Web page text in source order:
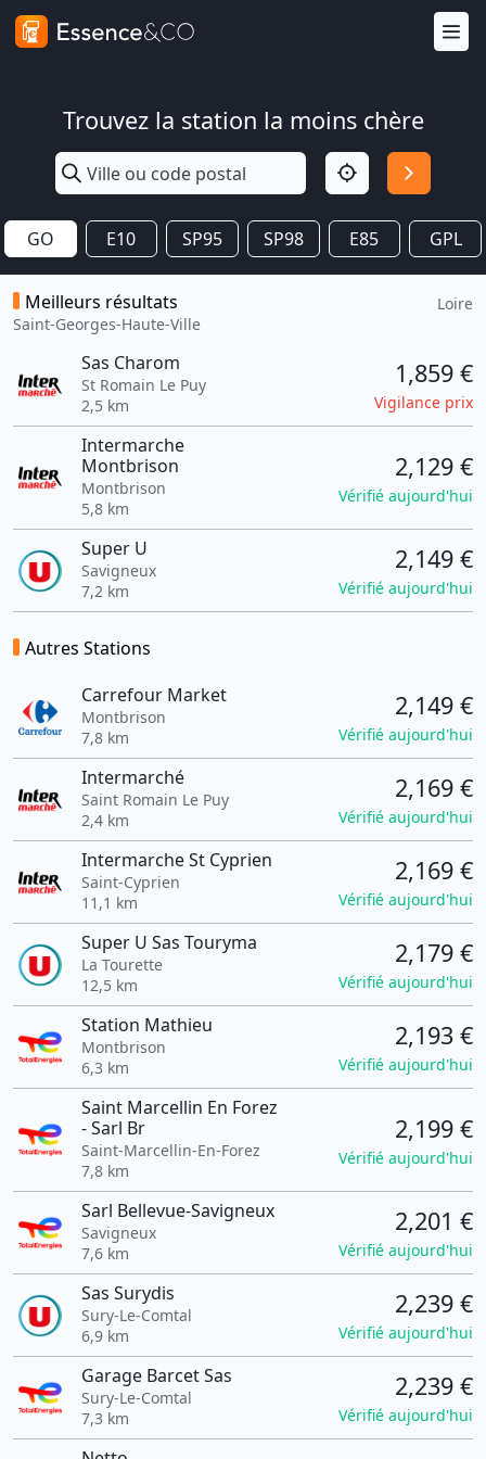
Trouvez la station la moins chère
GO E10 SP95 SP98 E85 GPL
Meilleurs résultats
Saint-Georges-Haute-Ville
Loire
Sas Charom
St Romain Le Puy
2,5 km
1,859 €
Vigilance prix
Intermarche
Montbrison
Montbrison
5,8 km
2,129 €
Vérifié aujourd'hui
Super U
Savigneux
7,2 km
2,149 €
Vérifié aujourd'hui
Autres Stations
Carrefour Market
Montbrison
7,8 km
2,149 €
Vérifié aujourd'hui
Intermarché
Saint Romain Le Puy
2,4 km
2,169 €
Vérifié aujourd'hui
Intermarche St Cyprien
Saint-Cyprien
11,1 km
2,169 €
Vérifié aujourd'hui
Super U Sas Touryma
La Tourette
12,5 km
2,179 €
Vérifié aujourd'hui
Station Mathieu
Montbrison
6,3 km
2,193 €
Vérifié aujourd'hui
Saint Marcellin En Forez
- Sarl Br
Saint-Marcellin-En-Forez
7,8 km
2,199 €
Vérifié aujourd'hui
Sarl Bellevue-Savigneux
Savigneux
7,6 km
2,201 €
Vérifié aujourd'hui
Sas Surydis
Sury-Le-Comtal
6,9 km
2,239 €
Vérifié aujourd'hui
Garage Barcet Sas
Sury-Le-Comtal
7,3 km
2,239 €
Vérifié aujourd'hui